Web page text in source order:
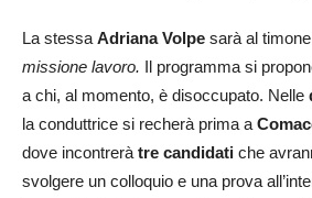
La stessa Adriana Volpe sarà al
missione lavoro. Il programma si
a chi, al momento, è disoccupato. Nelle
la conduttrice si recherà prima a
dove incontrerà tre candidati che
svolgere un colloquio e una prova